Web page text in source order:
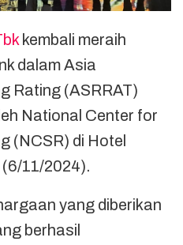
kembali meraih
dalam Asia
Rating (ASRRAT)
National Center for
(NCSR) di Hotel
11/2024).
yang diberikan
berhasil